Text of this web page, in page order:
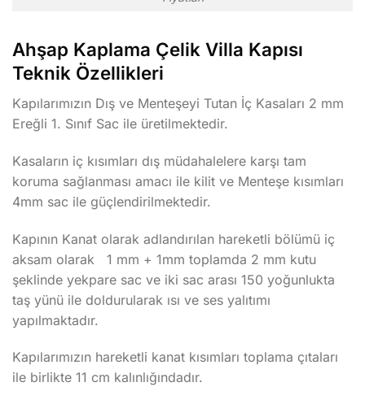
Ahşap Kaplama Çelik Villa Kapısı
Teknik Özellikleri
Kapılarımızın Dış ve Menteşeyi Tutan İç Kasaları 2 mm
Ereğli 1. Sınıf Sac ile üretilmektedir.
Kasaların iç kısımları dış müdahalelere karşı tam
koruma sağlanması amacı ile kilit ve Menteşe kısımları
4mm sac ile güçlendirilmektedir.
Kapının Kanat olarak adlandırılan hareketli bölümü iç
aksam olarak 1 mm + 1mm toplamda 2 mm kutu
şeklinde yekpare sac ve iki sac arası 150 yoğunlukta
taş yünü ile doldurularak ısı ve ses yalıtımı
yapılmaktadır.
Kapılarımızın hareketli kanat kısımları toplama çıtaları
ile birlikte 11 cm kalınlığındadır.